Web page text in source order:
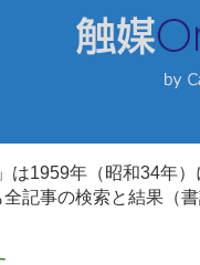
は1959年（昭和34年
記事の検索と結果（